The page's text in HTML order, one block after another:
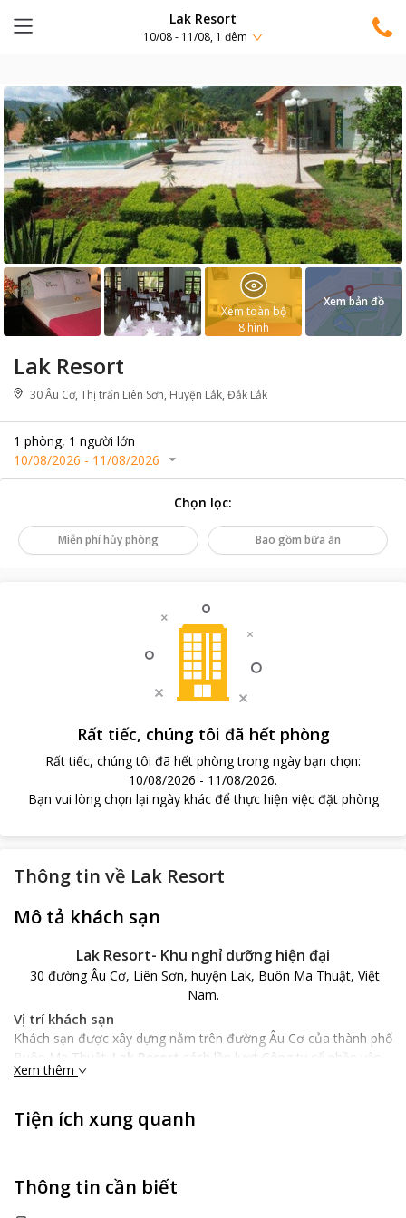
Lak Resort
10/08 - 11/08, 1 đêm
Lak Resort
30 Âu Cơ, Thị trấn Liên Sơn, Huyện Lắk, Đắk Lắk
1 phòng, 1 người lớn
10/08/2026 - 11/08/2026
Xem toàn bộ
8 hình
Xem bản đồ
Chọn lọc:
Miễn phí hủy phòng Bao gồm bữa ăn
Rất tiếc, chúng tôi đã hết phòng
Rất tiếc, chúng tôi đã hết phòng trong ngày bạn chọn:
10/08/2026 - 11/08/2026.
Bạn vui lòng chọn lại ngày khác để thực hiện việc đặt phòng
Thông tin về Lak Resort
Mô tả khách sạn
Lak Resort- Khu nghỉ dưỡng hiện đại
30 đường Âu Cơ, Liên Sơn, huyện Lak, Buôn Ma Thuật, Việt
Nam.
Vị trí khách sạn
Khách sạn được xây dựng nằm trên đường Âu Cơ của thành phố
Buôn Ma Thuật. Lak Resort
cách lần lượt Công ty cổ phần vận
tải ô tô Daklak 8,7 km và sân bay Buôn Ma Thuật 29,2 km. Đến
Resort chính là nơi nghỉ chân lí tưởng dành cho du khách.
phòng nghỉ chất lượng cao trang bị đầy đủ đồ dùng tiện nghi,
sàn các phòng đều được lát gỗ sang trọng, có cửa sổ kéo rèm,
Xem thêm
Tiện ích xung quanh
Thông tin cần biết